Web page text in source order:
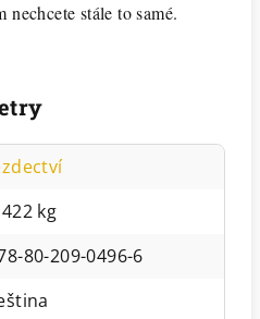
stále to samé.
kg
80-209-0496-6